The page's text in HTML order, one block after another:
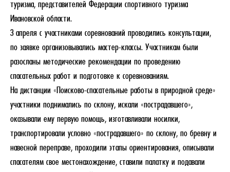
туризма, представителей Федерации спортивного туризма
Ивановской области.
3 апреля с участниками соревнований проводились консультации,
по заявке организовывались мастер-классы. Участникам были
разосланы методические рекомендации по проведению
спасательных работ и подготовке к соревнованиям.
На дистанции «Поисково-спасательные работы в природной среде»
участники поднимались по склону, искали «пострадавшего»,
оказывали ему первую помощь, изготавливали носилки,
транспортировали условно «пострадавшего» по склону, по бревну и
навесной переправе, проходили этапы ориентирования, описывали
спасателям свое местонахождение, ставили палатку и подавали